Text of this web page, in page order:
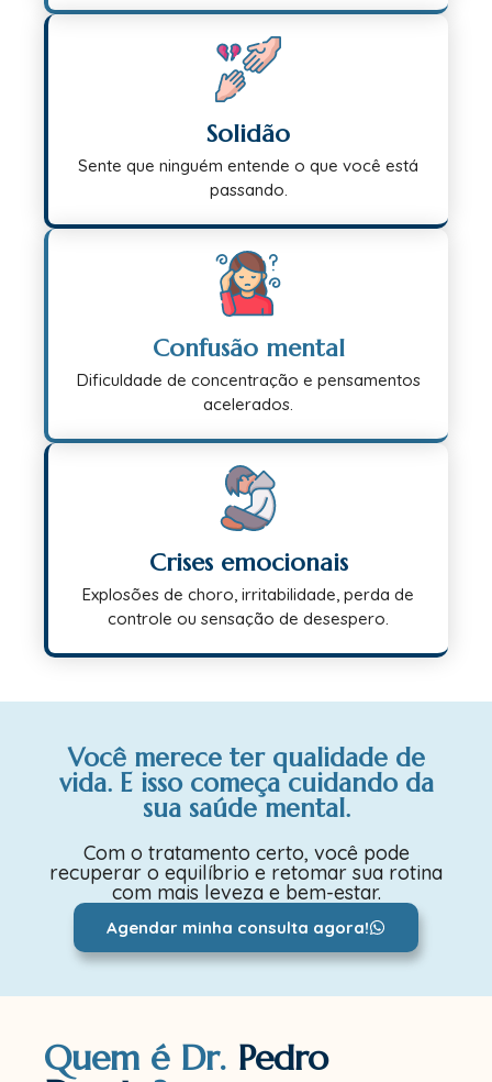
Solidão
Sente que ninguém entende o que você está
passando.
Confusão mental
Dificuldade de concentração e pensamentos
acelerados.
Crises emocionais
Explosões de choro, irritabilidade, perda de
controle ou sensação de desespero.
Você merece ter qualidade de
vida. E isso começa cuidando da
sua saúde mental.
Com o tratamento certo, você pode
recuperar o equilíbrio e retomar sua rotina
com mais leveza e bem-estar.
Agendar minha consulta agora!
Quem é Dr. Pedro